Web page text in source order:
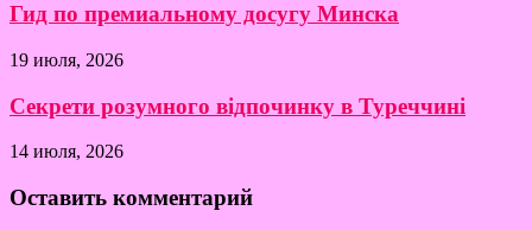
Гид по премиальному досугу Минска
19 июля, 2026
Секрети розумного відпочинку в Туреччині
14 июля, 2026
Оставить комментарий